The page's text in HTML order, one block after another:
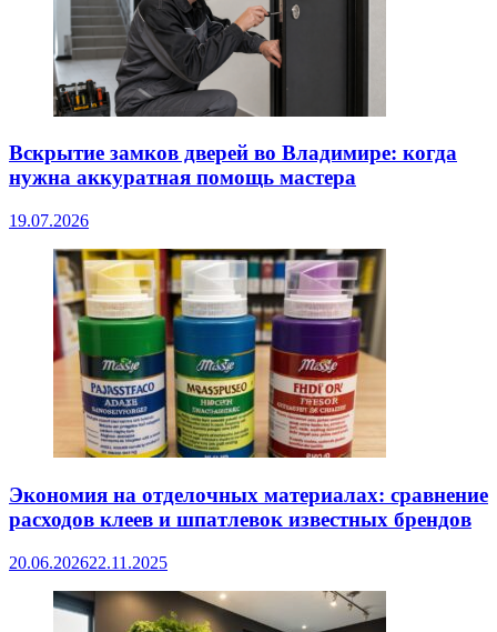
Вскрытие замков дверей во Владимире: когда
нужна аккуратная помощь мастера
19.07.2026
Экономия на отделочных материалах: сравнение
расходов клеев и шпатлевок известных брендов
20.06.202622.11.2025